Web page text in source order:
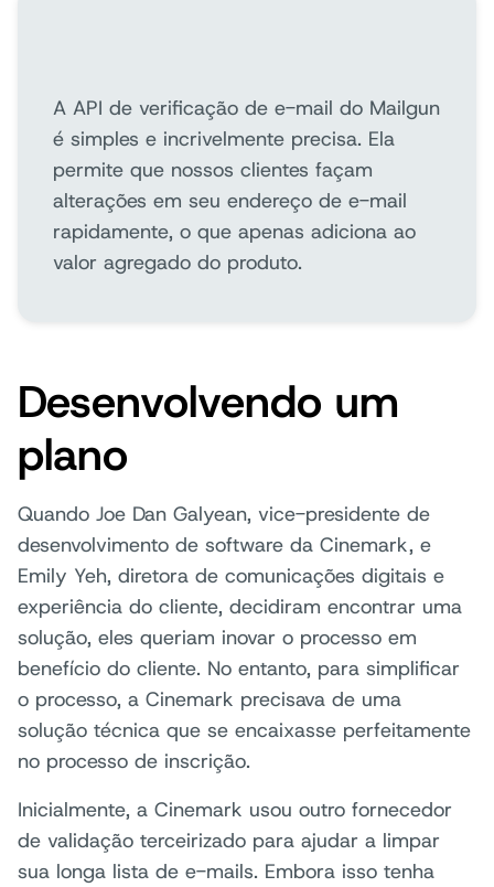
A API de verificação de e-mail do Mailgun
é simples e incrivelmente precisa. Ela
permite que nossos clientes façam
alterações em seu endereço de e-mail
rapidamente, o que apenas adiciona ao
valor agregado do produto.
Desenvolvendo um
plano
Quando Joe Dan Galyean, vice-presidente de
desenvolvimento de software da Cinemark, e
Emily Yeh, diretora de comunicações digitais e
experiência do cliente, decidiram encontrar uma
solução, eles queriam inovar o processo em
benefício do cliente. No entanto, para simplificar
o processo, a Cinemark precisava de uma
solução técnica que se encaixasse perfeitamente
no processo de inscrição.
Inicialmente, a Cinemark usou outro fornecedor
de validação terceirizado para ajudar a limpar
sua longa lista de e-mails. Embora isso tenha